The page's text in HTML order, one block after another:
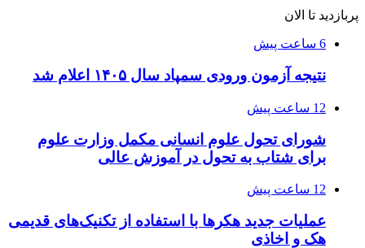
پربازدید تا الان
6 ساعت پیش
نتیجه آزمون ورودی سمپاد سال ۱۴۰۵ اعلام شد
12 ساعت پیش
شورای تحول علوم انسانی مکمل وزارت علوم
برای شتاب به تحول در آموزش عالی
12 ساعت پیش
عملیات جدید هکرها با استفاده از تکنیک‌های قدیمی
هک و اخاذی